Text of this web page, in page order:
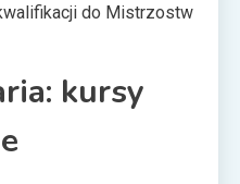
do Mistrzostw
kursy